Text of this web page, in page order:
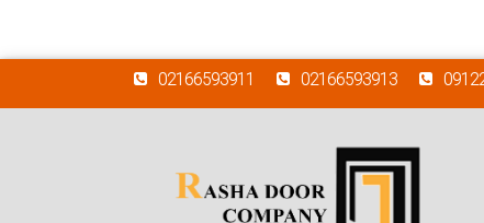
02166593911 02166593913